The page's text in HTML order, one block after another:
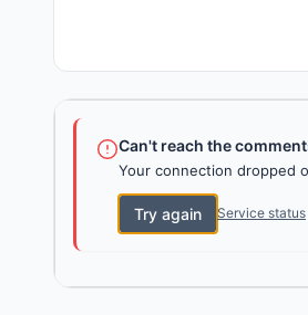
Can't reach the
Your connection dropped
Try again Service status